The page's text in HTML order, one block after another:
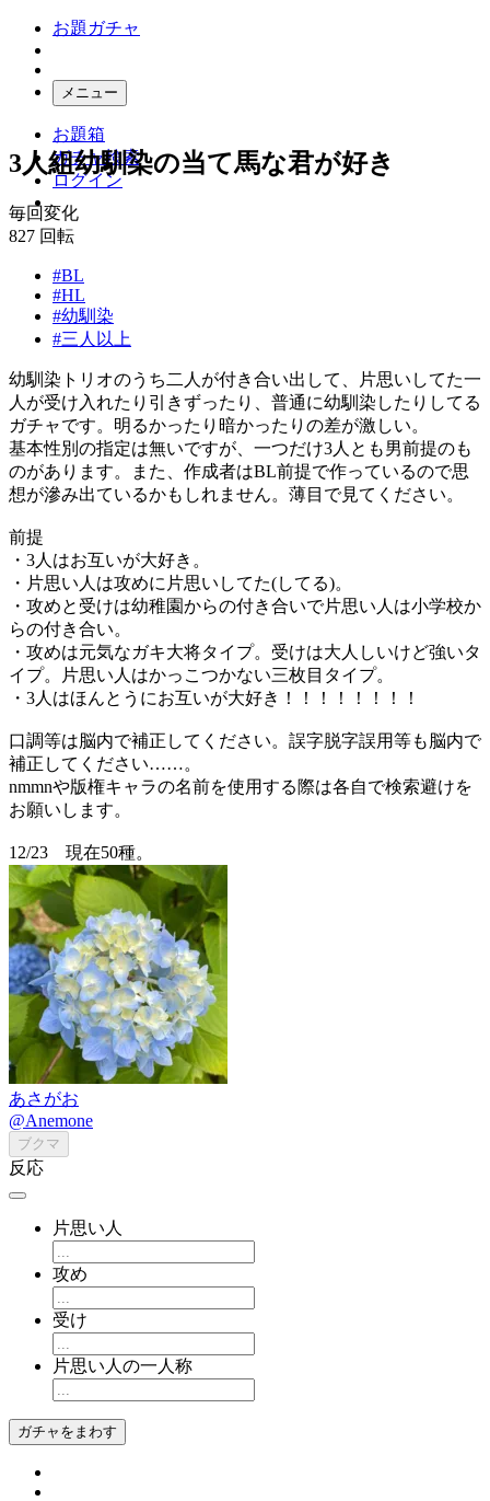
お題ガチャ
メニュー
お題箱
ガチャ検索
ログイン
3人組幼馴染の当て馬な君が好き
毎回変化
827 回転
#BL
#HL
#幼馴染
#三人以上
幼馴染トリオのうち二人が付き合い出して、片思いしてた一
人が受け入れたり引きずったり、普通に幼馴染したりしてる
ガチャです。明るかったり暗かったりの差が激しい。
基本性別の指定は無いですが、一つだけ3人とも男前提のも
のがあります。また、作成者はBL前提で作っているので思
想が滲み出ているかもしれません。薄目で見てください。
前提
・3人はお互いが大好き。
・片思い人は攻めに片思いしてた(してる)。
・攻めと受けは幼稚園からの付き合いで片思い人は小学校か
らの付き合い。
・攻めは元気なガキ大将タイプ。受けは大人しいけど強いタ
イプ。片思い人はかっこつかない三枚目タイプ。
・3人はほんとうにお互いが大好き！！！！！！！！
口調等は脳内で補正してください。誤字脱字誤用等も脳内で
補正してください……。
nmmnや版権キャラの名前を使用する際は各自で検索避けを
お願いします。
12/23 現在50種。
あさがお
@Anemone
ブクマ
反応
片思い人
攻め
受け
片思い人の一人称
ガチャをまわす